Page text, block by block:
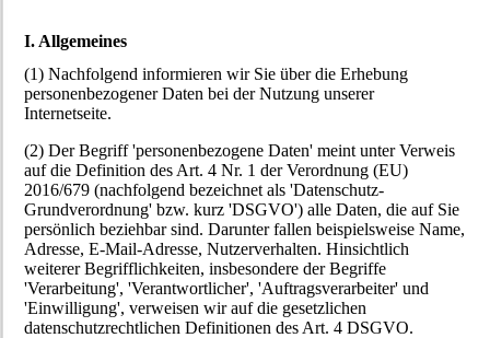
I. Allgemeines
(1) Nachfolgend informieren wir Sie über die Erhebung
personenbezogener Daten bei der Nutzung unserer
Internetseite.
(2) Der Begriff 'personenbezogene Daten' meint unter Verweis
auf die Definition des Art. 4 Nr. 1 der Verordnung (EU)
2016/679 (nachfolgend bezeichnet als 'Datenschutz-
Grundverordnung' bzw. kurz 'DSGVO') alle Daten, die auf Sie
persönlich beziehbar sind. Darunter fallen beispielsweise Name,
Adresse, E-Mail-Adresse, Nutzerverhalten. Hinsichtlich
weiterer Begrifflichkeiten, insbesondere der Begriffe
'Verarbeitung', 'Verantwortlicher', 'Auftragsverarbeiter' und
'Einwilligung', verweisen wir auf die gesetzlichen
datenschutzrechtlichen Definitionen des Art. 4 DSGVO.